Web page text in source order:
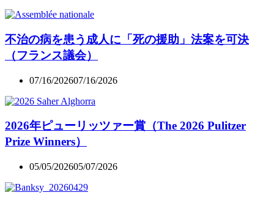
不治の病を患う成人に「死の援助」法案を可決
（フランス議会）
07/16/202607/16/2026
2026年ピューリッツァー賞（The 2026 Pulitzer
Prize Winners）
05/05/202605/07/2026